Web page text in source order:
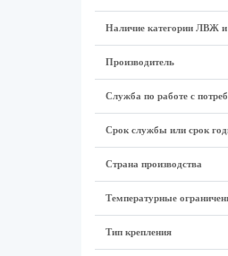
Наличие категории ЛВЖ
Производитель
Служба по работе с
Срок службы или срок
Страна производства
Температурные
Тип крепления